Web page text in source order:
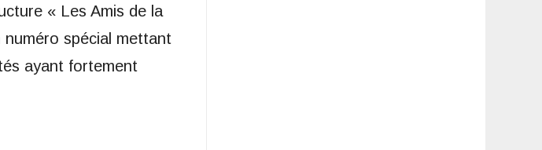
« Les Amis de la
numéro spécial mettant
ayant fortement